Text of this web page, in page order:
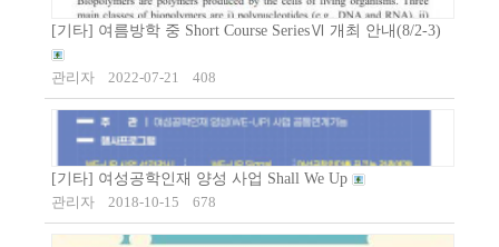
[기타] 여름방학 중 Short Course SeriesⅥ 개최 안내(8/2-3)
관리자 2022-07-21 408
[기타] 여성공학인재 양성 사업 Shall We Up
관리자
2018-10-15 678